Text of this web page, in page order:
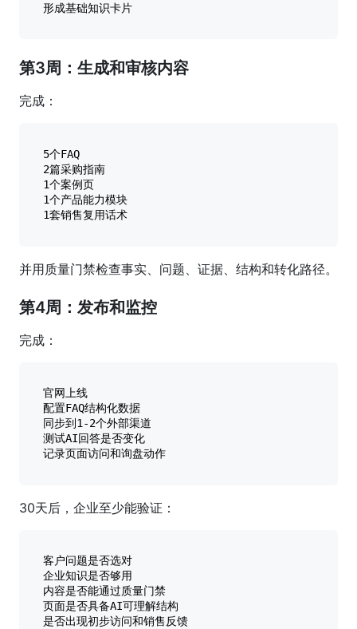
形成基础知识卡片
第3周：生成和审核内容
完成：
5个FAQ
2篇采购指南
1个案例页
1个产品能力模块
1套销售复用话术
并用质量门禁检查事实、问题、证据、结构和转化路径。
第4周：发布和监控
完成：
官网上线
配置FAQ结构化数据
同步到1-2个外部渠道
测试AI回答是否变化
记录页面访问和询盘动作
30天后，企业至少能验证：
客户问题是否选对
企业知识是否够用
内容是否能通过质量门禁
页面是否具备AI可理解结构
是否出现初步访问和销售反馈